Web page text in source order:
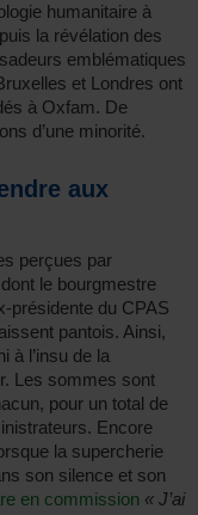
humanitaire à
la révélation des
emblématiques
et Londres ont
à Oxfam. De
d’une minorité.
aux
perçues par
le bourgmestre
présidente du CPAS
pantois. Ainsi,
à l’insu de la
Les sommes sont
pour un total de
Encore
la supercherie
son silence et son
en commission « J’ai